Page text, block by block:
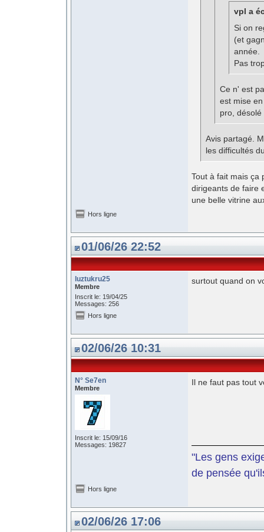
vpl a
Si on
(et
année.
Pas
Ce n' est
est mise
pro,
Avis partagé.
les difficultés
Tout à fait mais ça
dirigeants de faire
une belle vitrine
Hors ligne
01/06/26 22:52
luztukru25
Membre
Inscrit le: 19/04/25
Messages: 256
surtout quand on
Hors ligne
02/06/26 10:31
N° Se7en
Membre
Inscrit le: 15/09/16
Messages: 19827
Il ne faut pas tout
"Les gens
de pensée
Hors ligne
02/06/26 17:06